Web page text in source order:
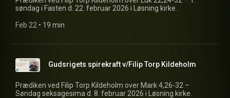
søndag i Fasten d. 22. februar 2026 i Løsning kirke.
Feb 22 • 19 min
Gudsrigets spirekraft v/Filip Torp Kildeholm
Prædiken ved Filip Torp Kildeholm over Mark 4,26-32 –
Søndag seksagesima d. 8. februar 2026 i Løsning kirke.